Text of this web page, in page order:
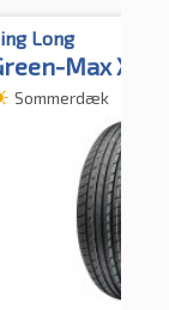
Long
Max XL
Sommerdæk